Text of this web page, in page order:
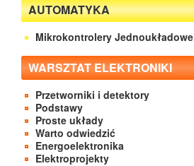
AUTOMATYKA
Mikrokontrolery Jednoukładowe
WARSZTAT ELEKTRONIKI
Przetworniki i detektory
Podstawy
Proste układy
Warto odwiedzić
Energoelektronika
Elektroprojekty